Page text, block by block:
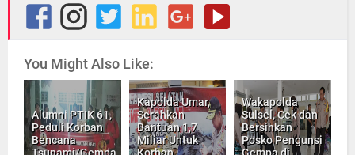
You Might Also Like:
Alumni PTIK 61,
Peduli Korban
Bencana
Kapolda Umar,
Serahkan
Bantuan 1,7
Miliar Untuk
Wakapolda
Sulsel, Cek dan
Bersihkan
Posko Pengunsi